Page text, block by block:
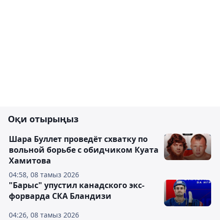
Оқи отырыңыз
04:58, 08 тамыз 2026
Шара Буллет проведёт схватку по
вольной борьбе с обидчиком Куата
Хамитова
04:26, 08 тамыз 2026
"Барыс" упустил канадского экс-
форварда СКА Бландизи